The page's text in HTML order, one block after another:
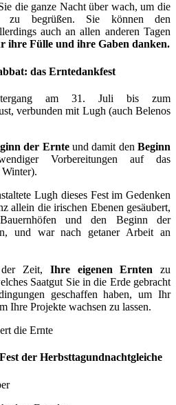
die ganze Nacht über wach, um die
zu begrüßen. Sie können den
auch an allen anderen Tagen
ihre Fülle und ihre Gaben danken.
das Erntedankfest
am 31. Juli bis zum
verbunden mit Lugh (auch Belenos
der Ernteund damit denBeginn
Vorbereitungen auf das
Lugh dieses Fest im Gedenken
allein die irischen Ebenen gesäubert,
und den Beginn der
und war nach getaner Arbeit an
Zeit, Ihre eigenen Ernten zu
Saatgut Sie in die Erde gebracht
geschaffen haben, um Ihr
Ihre Projekte wachsen zu lassen.
der Herbsttagundnachtgleiche